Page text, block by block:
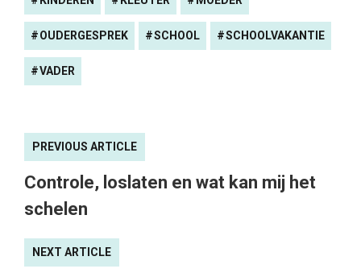
OUDERGESPREK SCHOOL SCHOOLVAKANTIE
VADER
PREVIOUS ARTICLE
Controle, loslaten en wat kan mij het
schelen
NEXT ARTICLE